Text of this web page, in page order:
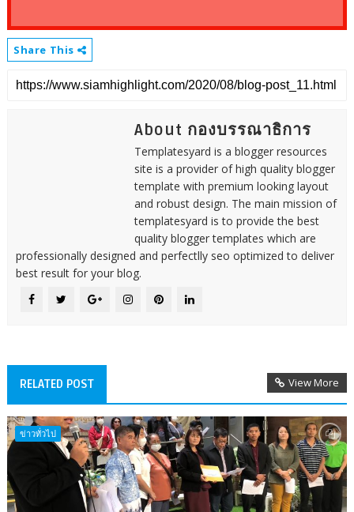
Share This
About กองบรรณาธิการ
Templatesyard is a blogger resources
site is a provider of high quality blogger
template with premium looking layout
and robust design. The main mission of
templatesyard is to provide the best
quality blogger templates which are
professionally designed and perfectlly seo optimized to deliver
best result for your blog.
RELATED POST View More
ข่าวทั่วไป